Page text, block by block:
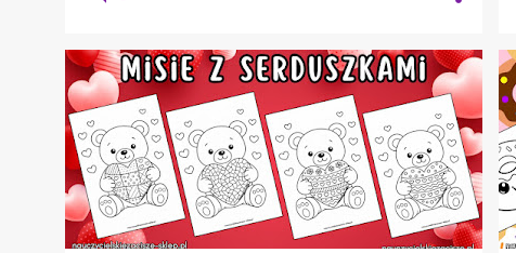
KOLOROWANKI WALENTYNKI